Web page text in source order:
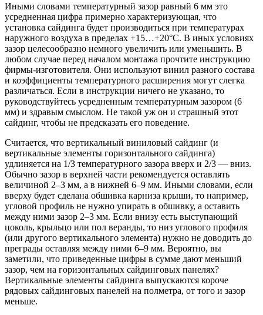
Иными словами температурный зазор равный 6 мм это
усредненная цифра примерно характеризующая, что
установка сайдинга будет производиться при температурах
наружного воздуха в пределах +15…+20°С. В иных условиях
зазор целесообразно немного увеличить или уменьшить. В
любом случае перед началом монтажа прочтите инструкцию
фирмы-изготовителя. Они используют винил разного состава
и коэффициенты температурного расширения могут слегка
различаться. Если в инструкции ничего не указано, то
руководствуйтесь усредненным температурным зазором (6
мм) и здравым смыслом. Не такой уж он и страшный этот
сайдинг, чтобы не предсказать его поведение.
Считается, что вертикальный виниловый сайдинг (и
вертикальные элементы горизонтального сайдинга)
удлиняется на 1/3 температурного зазора вверх и 2/3 — вниз.
Обычно зазор в верхней части рекомендуется оставлять
величиной 2–3 мм, а в нижней 6–9 мм. Иными словами, если
вверху будет сделана обшивка карниза крыши, то например,
угловой профиль не нужно упирать в обшивку, а оставить
между ними зазор 2–3 мм. Если внизу есть выступающий
цоколь, крыльцо или пол веранды, то низ углового профиля
(или другого вертикального элемента) нужно не доводить до
преграды оставляя между ними 6–9 мм. Вероятно, вы
заметили, что приведенные цифры в сумме дают меньший
зазор, чем на горизонтальных сайдинговых панелях?
Вертикальные элементы сайдинга выпускаются короче
рядовых сайдинговых панелей на полметра, от того и зазор
меньше.